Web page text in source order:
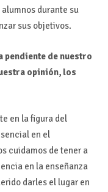
durante su
sus objetivos.
pendiente de nuestro
opinión, los
en la figura del
en el
cuidamos de tener a
en la enseñanza
darles el lugar en